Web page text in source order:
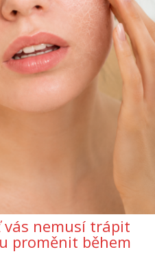
vás nemusí trápit
proměnit během